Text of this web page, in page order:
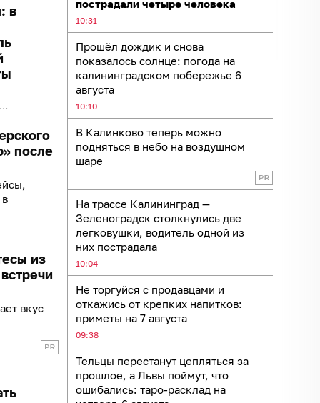
пострадали четыре человека
10:31
Прошёл дождик и снова
показалось солнце: погода на
калининградском побережье 6
августа
10:10
В Калинково теперь можно
подняться в небо на воздушном
шаре
На трассе Калининград —
Зеленоградск столкнулись две
легковушки, водитель одной из
них пострадала
10:04
Не торгуйся с продавцами и
откажись от крепких напитков:
приметы на 7 августа
09:38
Тельцы перестанут цепляться за
прошлое, а Львы поймут, что
ошибались: таро-расклад на
в
после
из
вкус